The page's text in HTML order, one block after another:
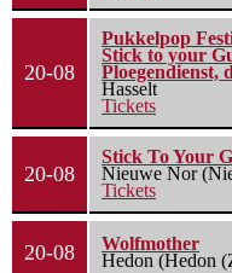
20-08
Pukkelpop
Stick to your
Ploegendienst,
Hasselt
Tickets
20-08
Stick To Your
Nieuwe Nor
Tickets
20-08
Wolfmother
Hedon (Hedon